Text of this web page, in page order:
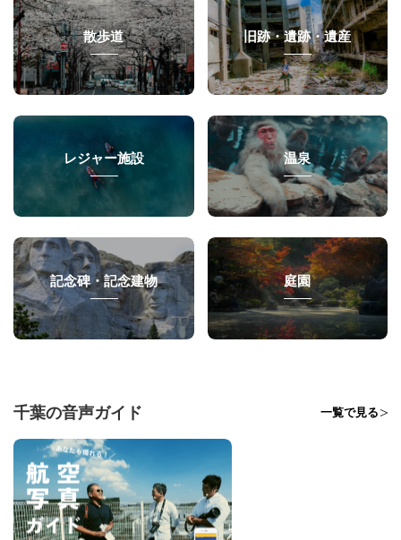
散歩道 旧跡・遺跡・遺産
レジャー施設 温泉
記念碑・記念建物 庭園
千葉の音声ガイド 一覧で見る